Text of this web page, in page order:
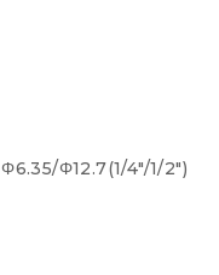
Φ12.7(1/4″/1/2″)